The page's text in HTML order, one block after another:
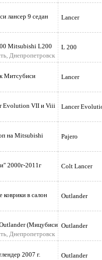
лансер 9 седан
задние
Lancer
Mitsubishi L200
Днепропетровск
L 200
Митсубиси
заводской
Lancer
Evolution VII и Viii
Lancer
на Mitsubishi
фон
Pajero
2000г-2011г
9, -1
Colt Lancer
коврики в салон
А
Outlander
(Мицубиси
Днепропетровск
Outlander
2007 г.
Outlander